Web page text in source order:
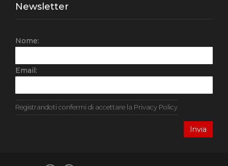
Newsletter
Nome:
Email:
Registrandoti confermi di accettare la Privacy Policy